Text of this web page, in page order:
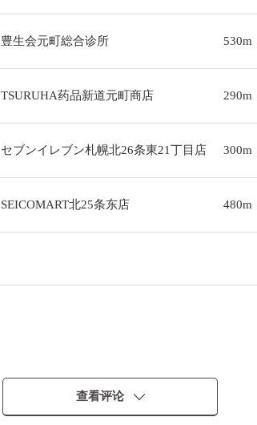
豊生会元町総合诊所 530m
TSURUHA药品新道元町商店 290m
セブンイレブン札幌北26条東21丁目店 300m
SEICOMART北25条东店 480m
查看评论